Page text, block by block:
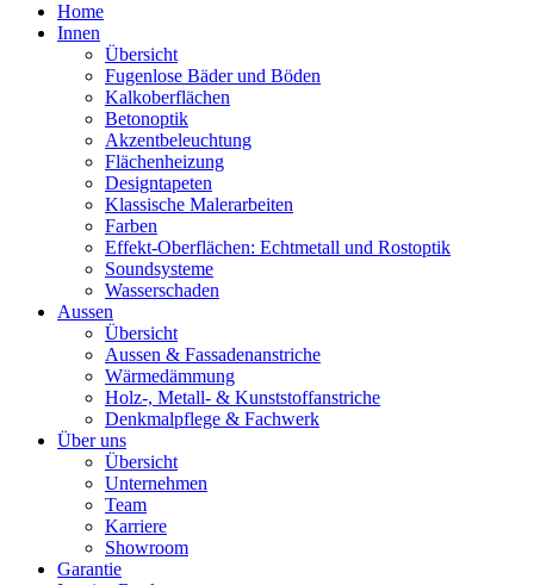
Home
Innen
Übersicht
Fugenlose Bäder und Böden
Kalkoberflächen
Betonoptik
Akzentbeleuchtung
Flächenheizung
Designtapeten
Klassische Malerarbeiten
Farben
Effekt-Oberflächen: Echtmetall und Rostoptik
Soundsysteme
Wasserschaden
Aussen
Übersicht
Aussen & Fassadenanstriche
Wärmedämmung
Holz-, Metall- & Kunststoffanstriche
Denkmalpflege & Fachwerk
Über uns
Übersicht
Unternehmen
Team
Karriere
Showroom
Garantie